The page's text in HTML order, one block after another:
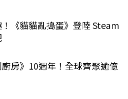
《貓貓亂搗蛋》登陸 Steam
房》10週年！全球齊聚逾億